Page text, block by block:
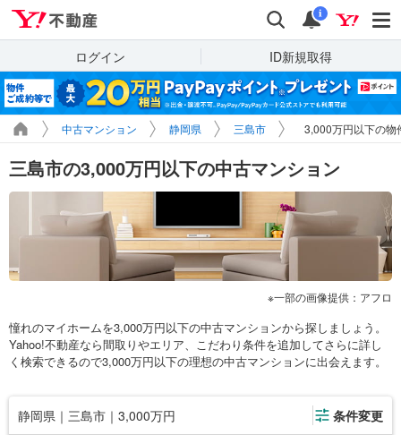
検索 通知
i
ログイン ID新規取得
中古マンション 静岡県 三島市 3,000万円以下の物
三島市の3,000万円以下の中古マンション
一部の画像提供：アフロ
憧れのマイホームを3,000万円以下の中古マンションから探しましょう。
Yahoo!不動産なら間取りやエリア、こだわり条件を追加してさらに詳し
く検索できるので3,000万円以下の理想の中古マンションに出会えます。
静岡県｜三島市｜3,000万円 条件変更